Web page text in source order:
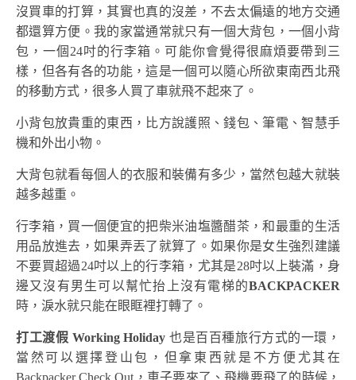
沒買車的打算，其實也真的沒差，不去太偏遠的地方交通
都還算方便。我的家當通常就只有一個大背包，一個小背
包，一個24吋的行李箱。可能你會覺得很麻煩要帶到三
樣，但各有各的功能，這是一個可以隨心所欲東南西北飛
的移動方式，很多人買了車就飛不起來了。
小背包放貴重的東西，比方說護照、錢包、筆電、智慧手
機和外出小物。
大背包就看每個人的衣服和裝備有多少，當然包越大就裝
越多越重。
行李箱，買一個便宜的把柴米油塩醬醋茶，和最重的生活
用品放進去，如果弄丟了就算了。如果你是女生強烈建議
不要買超過24吋以上的行李箱，尤其是28吋以上裝滿，身
邊又沒有男生可以幫忙抬上沒有電梯的BACKPACKER
時，淚水就只能在眼眶裡打轉了。
打工渡假 Working Holiday也是百百種旅行方式的一環，
當然可以選擇登山包，但拿東西就是不方便尤其在